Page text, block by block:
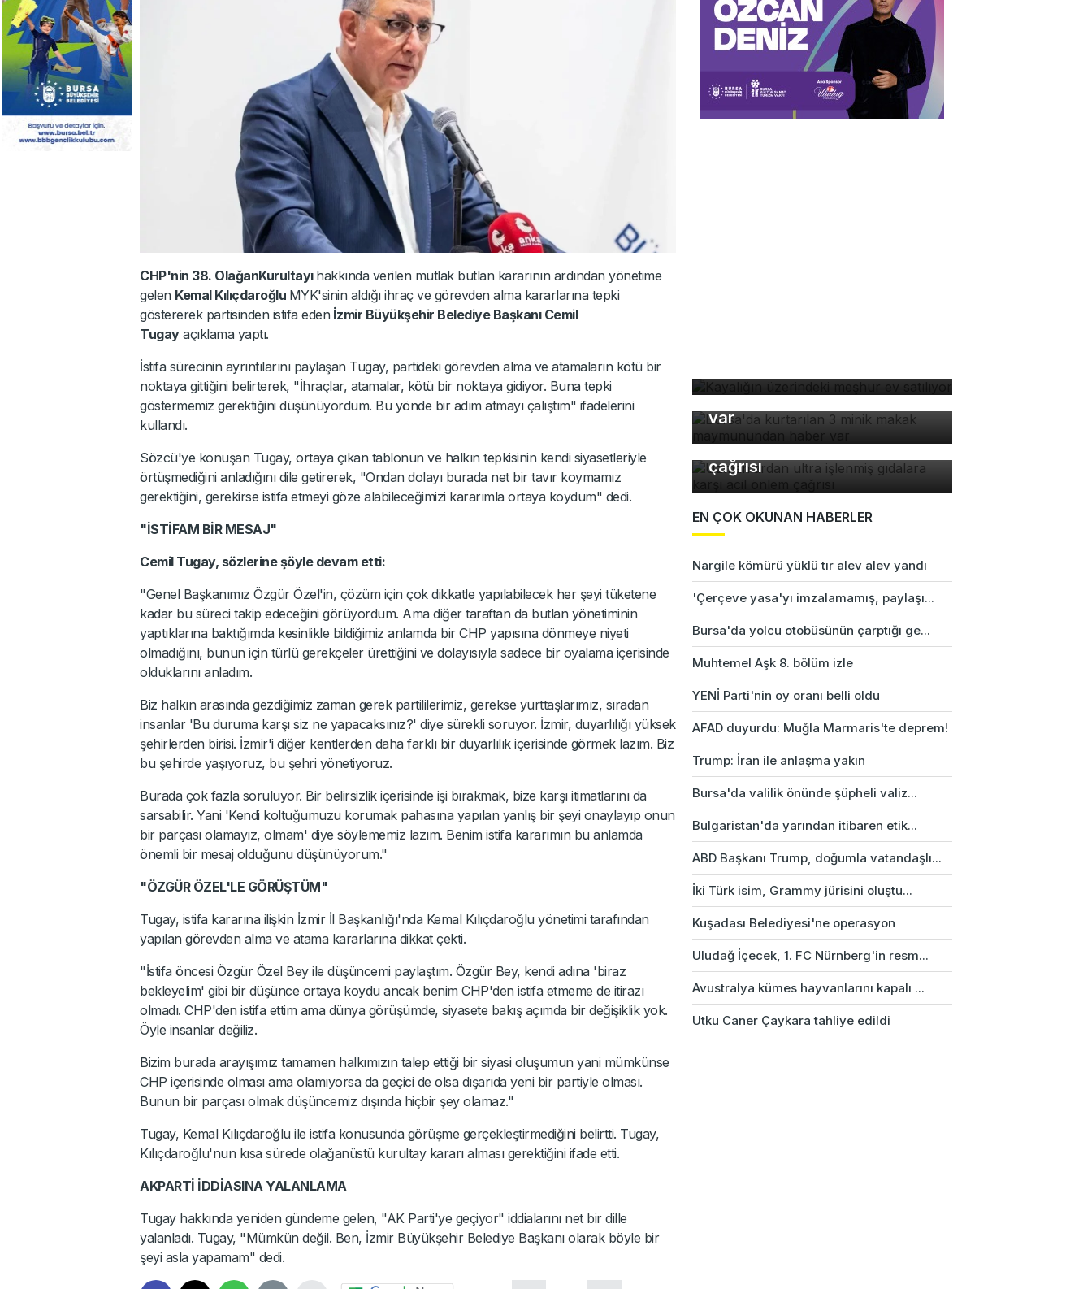
CHP'nin 38. OlağanKurultayı hakkında verilen mutlak butlan kararının ardından yönetime
gelen Kemal Kılıçdaroğlu MYK'sinin aldığı ihraç ve görevden alma kararlarına tepki
göstererek partisinden istifa eden İzmir Büyükşehir Belediye Başkanı Cemil
Tugayaçıklama yaptı.
İstifa sürecinin ayrıntılarını paylaşan Tugay, partideki görevden alma ve atamaların kötü bir
noktaya gittiğini belirterek, "İhraçlar, atamalar, kötü bir noktaya gidiyor. Buna tepki
göstermemiz gerektiğini düşünüyordum. Bu yönde bir adım atmayı çalıştım" ifadelerini
kullandı.
Sözcü'ye konuşan Tugay, ortaya çıkan tablonun ve halkın tepkisinin kendi siyasetleriyle
örtüşmediğini anladığını dile getirerek, "Ondan dolayı burada net bir tavır koymamız
gerektiğini, gerekirse istifa etmeyi göze alabileceğimizi kararımla ortaya koydum" dedi.
"İSTİFAM BİR MESAJ"
Cemil Tugay, sözlerine şöyle devam etti:
"Genel Başkanımız Özgür Özel'in, çözüm için çok dikkatle yapılabilecek her şeyi tüketene
kadar bu süreci takip edeceğini görüyordum. Ama diğer taraftan da butlan yönetiminin
yaptıklarına baktığımda kesinlikle bildiğimiz anlamda bir CHP yapısına dönmeye niyeti
olmadığını, bunun için türlü gerekçeler ürettiğini ve dolayısıyla sadece bir oyalama içerisinde
olduklarını anladım.
Biz halkın arasında gezdiğimiz zaman gerek partililerimiz, gerekse yurttaşlarımız, sıradan
insanlar 'Bu duruma karşı siz ne yapacaksınız?' diye sürekli soruyor. İzmir, duyarlılığı yüksek
şehirlerden birisi. İzmir'i diğer kentlerden daha farklı bir duyarlılık içerisinde görmek lazım. Biz
bu şehirde yaşıyoruz, bu şehri yönetiyoruz.
Burada çok fazla soruluyor. Bir belirsizlik içerisinde işi bırakmak, bize karşı itimatlarını da
sarsabilir. Yani 'Kendi koltuğumuzu korumak pahasına yapılan yanlış bir şeyi onaylayıp onun
bir parçası olamayız, olmam' diye söylememiz lazım. Benim istifa kararımın bu anlamda
önemli bir mesaj olduğunu düşünüyorum."
"ÖZGÜR ÖZEL'LE GÖRÜŞTÜM"
Tugay, istifa kararına ilişkin İzmir İl Başkanlığı'nda Kemal Kılıçdaroğlu yönetimi tarafından
yapılan görevden alma ve atama kararlarına dikkat çekti.
"İstifa öncesi Özgür Özel Bey ile düşüncemi paylaştım. Özgür Bey, kendi adına 'biraz
bekleyelim' gibi bir düşünce ortaya koydu ancak benim CHP'den istifa etmeme de itirazı
olmadı. CHP'den istifa ettim ama dünya görüşümde, siyasete bakış açımda bir değişiklik yok.
Öyle insanlar değiliz.
Bizim burada arayışımız tamamen halkımızın talep ettiği bir siyasi oluşumun yani mümkünse
CHP içerisinde olması ama olamıyorsa da geçici de olsa dışarıda yeni bir partiyle olması.
Bunun bir parçası olmak düşüncemiz dışında hiçbir şey olamaz."
Tugay, Kemal Kılıçdaroğlu ile istifa konusunda görüşme gerçekleştirmediğini belirtti. Tugay,
Kılıçdaroğlu'nun kısa sürede olağanüstü kurultay kararı alması gerektiğini ifade etti.
AKPARTİ İDDİASINA YALANLAMA
Tugay hakkında yeniden gündeme gelen, "AK Parti'ye geçiyor" iddialarını net bir dille
yalanladı. Tugay, "Mümkün değil. Ben, İzmir Büyükşehir Belediye Başkanı olarak böyle bir
şeyi asla yapamam" dedi.
Bursa'da kurtarılan 3 minik
makak maymunundan haber
var
Uzmanlardan ultra işlenmiş
gıdalara karşı acil önlem
çağrısı
EN ÇOK OKUNAN HABERLER
Nargile kömürü yüklü tır alev alev yandı
'Çerçeve yasa'yı imzalamamış, paylaşı...
Bursa'da yolcu otobüsünün çarptığı ge...
Muhtemel Aşk 8. bölüm izle
YENİ Parti'nin oy oranı belli oldu
AFAD duyurdu: Muğla Marmaris'te deprem!
Trump: İran ile anlaşma yakın
Bursa'da valilik önünde şüpheli valiz...
Bulgaristan'da yarından itibaren etik...
ABD Başkanı Trump, doğumla vatandaşlı...
İki Türk isim, Grammy jürisini oluştu...
Kuşadası Belediyesi'ne operasyon
Uludağ İçecek, 1. FC Nürnberg'in resm...
Avustralya kümes hayvanlarını kapalı ...
Utku Caner Çaykara tahliye edildi